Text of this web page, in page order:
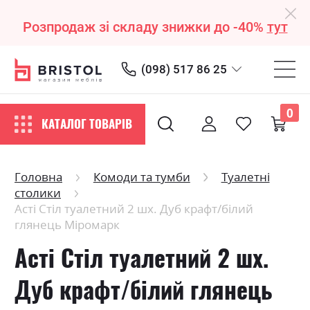
Розпродаж зі складу знижки до -40% тут
(098) 517 86 25
КАТАЛОГ ТОВАРІВ
0
Головна Комоди та тумби
Туалетні
столики
Асті Стіл туалетний 2 шх. Дуб крафт/білий
глянець Міромарк
Асті Стіл туалетний 2 шх.
Дуб крафт/білий глянець